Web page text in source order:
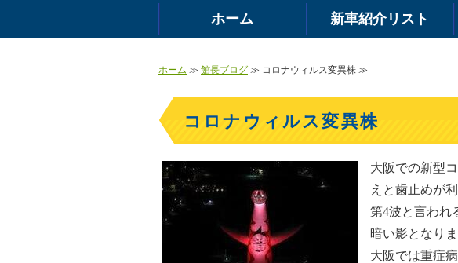
ホーム 新車紹介リスト
ホーム ≫ 館長ブログ ≫ コロナウィルス変異株 ≫
コロナウィルス変異株
大阪での新型
えと歯止めが
第4波と言われ
暗い影となりま
大阪では重症